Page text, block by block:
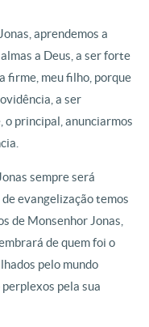
aprendemos a
a Deus, a ser forte
firme, meu filho, porque
a ser
principal, anunciarmos
sempre será
evangelização temos
de Monsenhor Jonas,
de quem foi o
pelo mundo
pela sua